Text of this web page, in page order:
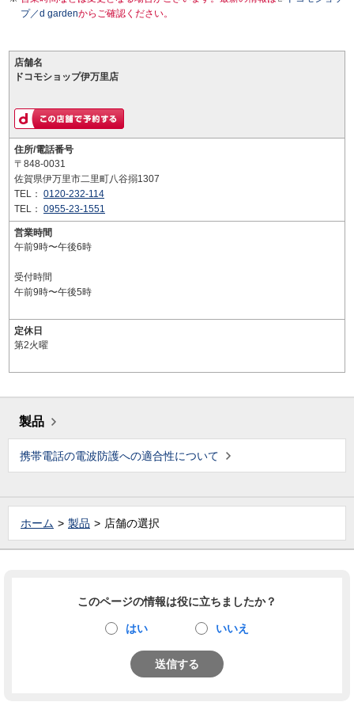
プ／d gardenからご確認ください。
店舗名
ドコモショップ伊万里店
住所/電話番号
〒848-0031
佐賀県伊万里市二里町八谷搦1307
TEL： 0120-232-114
TEL： 0955-23-1551
営業時間
午前9時〜午後6時
受付時間
午前9時〜午後5時
定休日
第2火曜
製品
携帯電話の電波防護への適合性について
ホーム 製品 店舗の選択
このページの情報は役に立ちましたか？
はい いいえ
送信する